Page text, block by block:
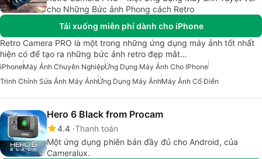
cho Những Bức ảnh Phong cách Retro
Tải xuống miễn phí dành cho iPhone
Retro Camera PRO là một trong những ứng dụng máy ảnh tốt nhất
hiện có để tạo ra những bức ảnh retro đẹp mắt…
iPhoneMáy Ảnh Chuyên NghiệpỨng Dụng Máy Ảnh Cho IPhone
Trình Chỉnh Sửa Ảnh Máy ẢnhỨng Dụng Máy ẢnhMáy Ảnh Cổ Điển
Hero 6 Black from Procam
4.4 Thanh toán
Một ứng dụng phiên bản đầy đủ cho Android, của
Cameralux.